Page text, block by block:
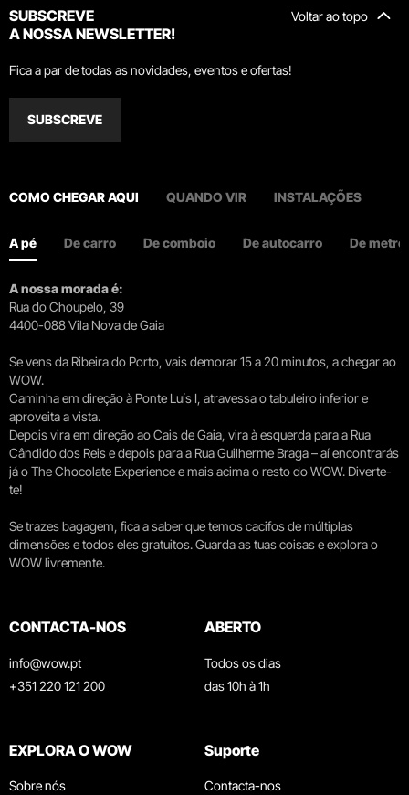
Voltar ao topo
SUBSCREVE
A NOSSA NEWSLETTER!
Fica a par de todas as novidades, eventos e ofertas!
SUBSCREVE
COMO CHEGAR AQUI QUANDO VIR INSTALAÇÕES
A pé De carro De comboio De autocarro De metro
A nossa morada é:
Rua do Choupelo, 39
4400-088 Vila Nova de Gaia
Se vens da Ribeira do Porto, vais demorar 15 a 20 minutos, a chegar ao
WOW.
Caminha em direção à Ponte Luís I, atravessa o tabuleiro inferior e
aproveita a vista.
Depois vira em direção ao Cais de Gaia, vira à esquerda para a Rua
Cândido dos Reis e depois para a Rua Guilherme Braga – aí encontrarás
já o The Chocolate Experience e mais acima o resto do WOW. Diverte-
te!
Se trazes bagagem, fica a saber que temos cacifos de múltiplas
dimensões e todos eles gratuitos. Guarda as tuas coisas e explora o
WOW livremente.
CONTACTA-NOS
info@wow.pt
+351 220 121 200
ABERTO
Todos os dias
das 10h à 1h
EXPLORA O WOW
Sobre nós
Suporte
Contacta-nos